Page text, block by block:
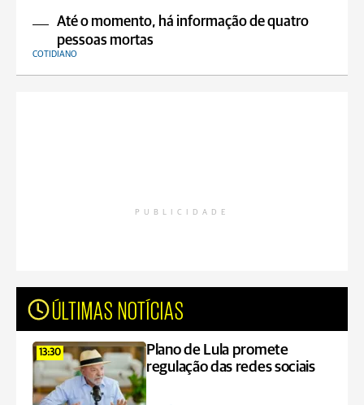
Até o momento, há informação de quatro
pessoas mortas
COTIDIANO
PUBLICIDADE
ÚLTIMAS NOTÍCIAS
13:30
Plano de Lula promete
regulação das redes sociais